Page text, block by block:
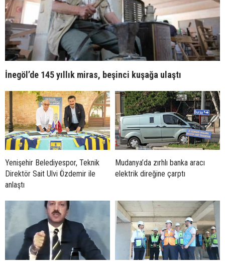
İnegöl’de 145 yıllık miras, beşinci kuşağa ulaştı
Yenişehir Belediyespor, Teknik
Direktör Sait Ulvi Özdemir ile
anlaştı
Mudanya’da zırhlı banka aracı
elektrik direğine çarptı